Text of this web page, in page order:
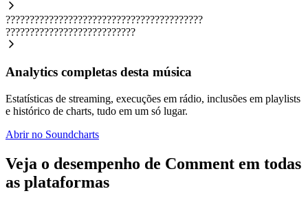
?????????????????????????????????????????
???????????????????????????
Analytics completas desta música
Estatísticas de streaming, execuções em rádio, inclusões em playlists
e histórico de charts, tudo em um só lugar.
Abrir no Soundcharts
Veja o desempenho de Comment em todas
as plataformas